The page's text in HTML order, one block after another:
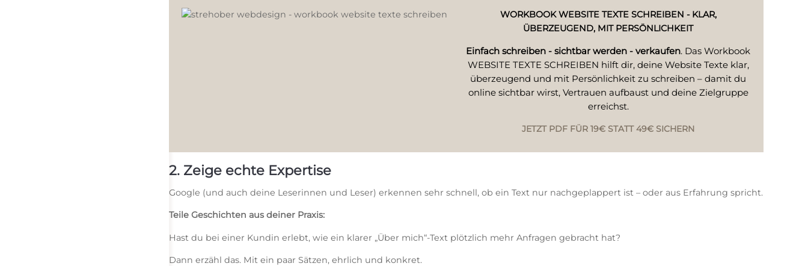
WORKBOOK WEBSITE TEXTE SCHREIBEN - KLAR,
ÜBERZEUGEND, MIT PERSÖNLICHKEIT
Einfach schreiben - sichtbar werden - verkaufen. Das Workbook
WEBSITE TEXTE SCHREIBEN hilft dir, deine Website Texte klar,
überzeugend und mit Persönlichkeit zu schreiben – damit du
online sichtbar wirst, Vertrauen aufbaust und deine Zielgruppe
erreichst.
JETZT PDF FÜR 19€ STATT 49€ SICHERN
2. Zeige echte Expertise
Google (und auch deine Leserinnen und Leser) erkennen sehr schnell, ob ein Text nur nachgeplappert ist – oder aus Erfahrung spricht.
Teile Geschichten aus deiner Praxis:
Hast du bei einer Kundin erlebt, wie ein klarer „Über mich“-Text plötzlich mehr Anfragen gebracht hat?
Dann erzähl das. Mit ein paar Sätzen, ehrlich und konkret.